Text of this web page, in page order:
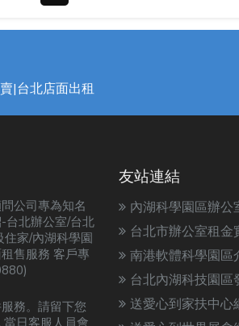
|台北店面出租
公司專為知名
台北辦公室/台北
住家/內湖科學園
售服務 客戶專
務。請留下您
當日客服人員會
友站連結
內湖科學園區辦公
台北市辦公室租金
南港軟體科學園區
台北內湖科技園區
送愛心到家扶中心